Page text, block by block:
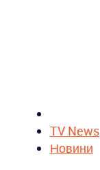
TV News
Новини